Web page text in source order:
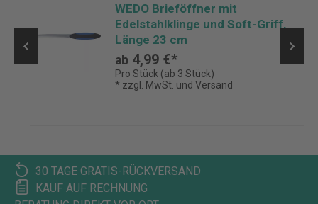
WEDO Brieföffner mit
Edelstahlklinge und Soft-Griff,
Länge 23 cm
ab 4,99 €*
Pro Stück (ab 3 Stück)
* zzgl. MwSt. und Versand
30 TAGE GRATIS-RÜCKVERSAND
KAUF AUF RECHNUNG